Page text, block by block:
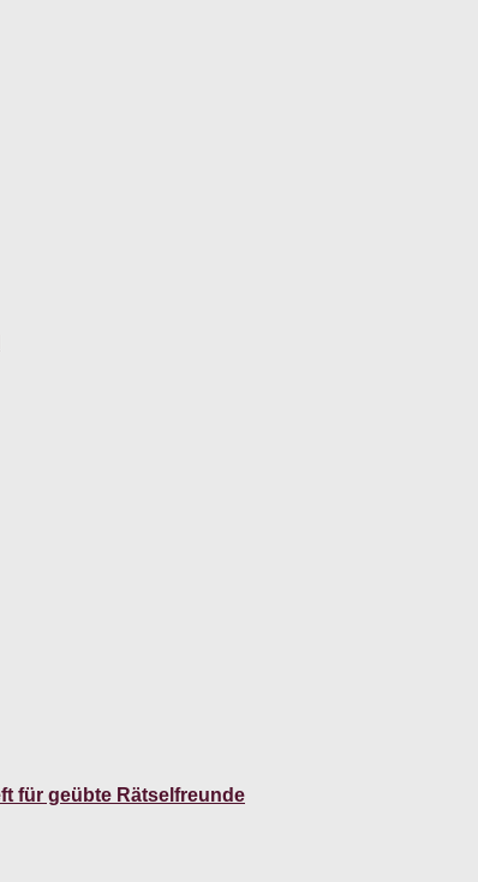
für geübte Rätselfreunde